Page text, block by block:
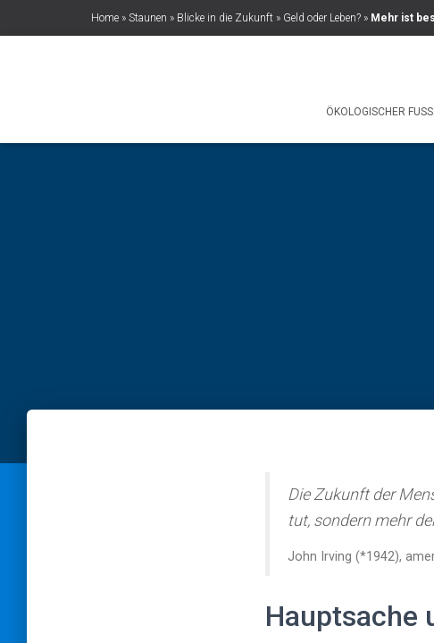
Home » Staunen » Blicke in die Zukunft » Geld oder Leben? » Mehr ist
ÖKOLOGISCHER
Die Zukunft der
tut, sondern mehr
John Irving (*1942),
Hauptsache